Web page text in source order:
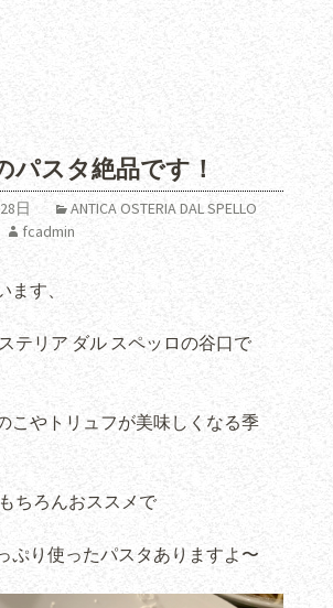
パスタ絶品です！
日
ANTICA OSTERIA DAL SPELLO
fcadmin
ます、
テリア ダル スペッロの谷口で
こやトリュフが美味しくなる季
ちろんおススメで
ぷり使ったパスタありますよ〜